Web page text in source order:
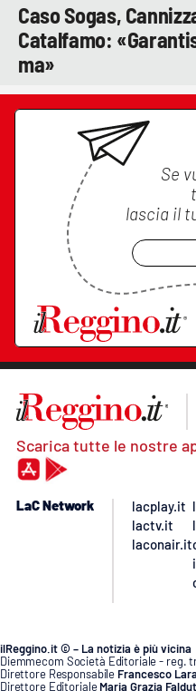
Caso Sogas,
Catalfamo:
ma»
Se
lascia il
Scarica tutte le nostre
LaC Network
lacplay.it
lactv.it
laconair.it
ilReggino.it © – La notizia è più vicina
Diemmecom Società Editoriale - reg.
Direttore Responsabile Francesco
Direttore Editoriale Maria Grazia